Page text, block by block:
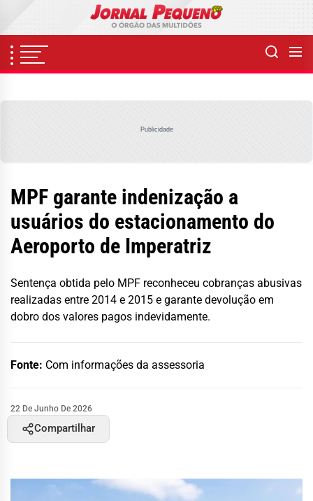
content
Publicidade
MPF garante indenização a
usuários do estacionamento do
Aeroporto de Imperatriz
Sentença obtida pelo MPF reconheceu cobranças abusivas
realizadas entre 2014 e 2015 e garante devolução em
dobro dos valores pagos indevidamente.
Fonte: Com informações da assessoria
22 De Junho De 2026
Compartilhar